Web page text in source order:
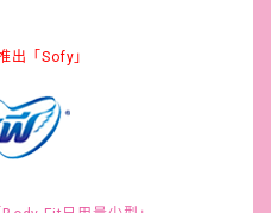
出「Sofy」